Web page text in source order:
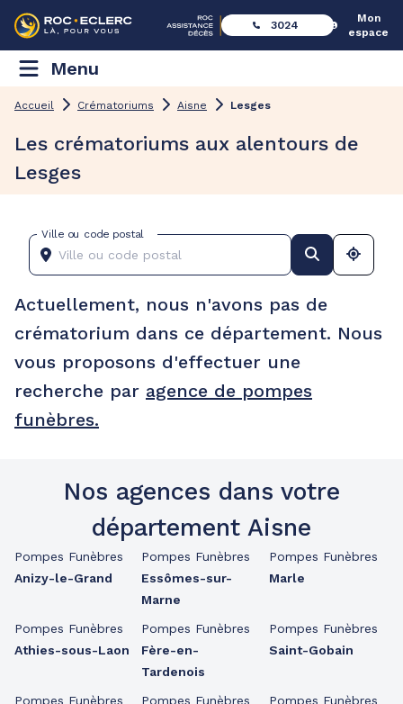
3024
Mon
espace
Menu
Accueil Crématoriums Aisne Lesges
Les crématoriums aux alentours de
Lesges
Ville ou code postal
Actuellement, nous n'avons pas de
crématorium dans ce département. Nous
vous proposons d'effectuer une
recherche par agence de pompes
funèbres.
Nos agences dans votre
département Aisne
Pompes Funèbres
Anizy-le-Grand
Pompes Funèbres
Athies-sous-Laon
Pompes Funèbres
Pompes Funèbres
Essômes-sur-
Marne
Pompes Funèbres
Fère-en-
Tardenois
Pompes Funèbres
Pompes Funèbres
Marle
Pompes Funèbres
Saint-Gobain
Pompes Funèbres